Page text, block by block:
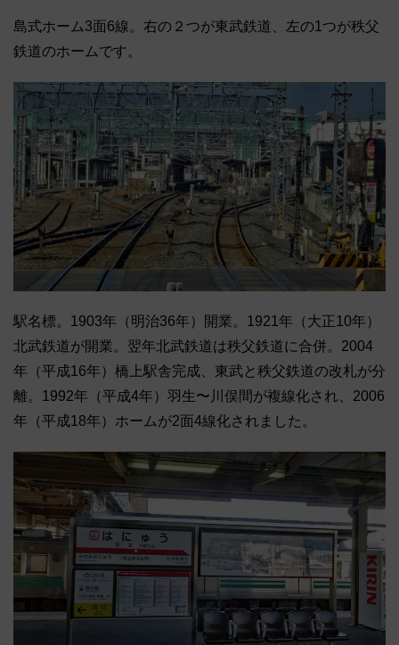
島式ホーム3面6線。右の２つが東武鉄道、左の1つが秩父
鉄道のホームです。
駅名標。1903年（明治36年）開業。1921年（大正10年）
北武鉄道が開業。翌年北武鉄道は秩父鉄道に合併。2004
年（平成16年）橋上駅舎完成、東武と秩父鉄道の改札が分
離。1992年（平成4年）羽生〜川俣間が複線化され、2006
年（平成18年）ホームが2面4線化されました。